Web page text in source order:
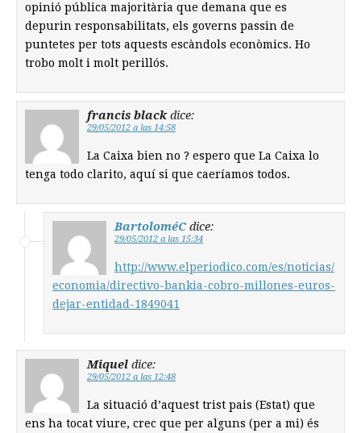
opinió pública majoritària que demana que es
depurin responsabilitats, els governs passin de
puntetes per tots aquests escàndols econòmics. Ho
trobo molt i molt perillós.
francis black dice:
29/05/2012 a las 14:58
La Caixa bien no ? espero que La Caixa lo
tenga todo clarito, aquí si que caeríamos todos.
BartoloméC dice:
29/05/2012 a las 15:34
http://www.elperiodico.com/es/noticias/
economia/directivo-bankia-cobro-millones-euros-
dejar-entidad-1849041
Miquel dice:
29/05/2012 a las 12:48
La situació d’aquest trist pais (Estat) que
ens ha tocat viure, crec que per alguns (per a mi) és